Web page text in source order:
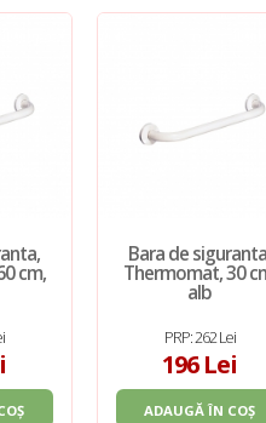
cm,
Bara de
Thermomat, 30
alb
PRP: 262 Lei
196 Lei
ADAUGĂ ÎN COȘ